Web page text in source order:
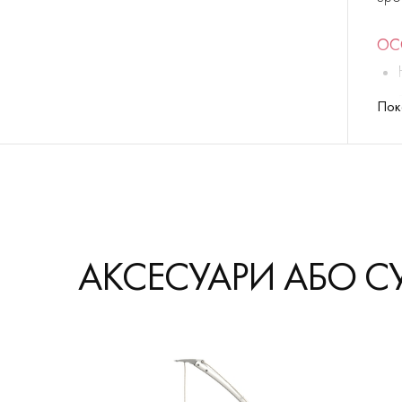
АКСЕСУАРИ АБО